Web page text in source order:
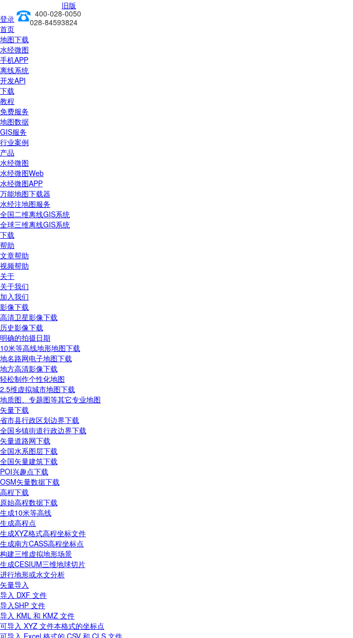
前往新版
旧版
登录
400-028-0050
028-84593824
首页
地图下载
水经微图
手机APP
离线系统
开发API
下载
教程
免费服务
地图数据
GIS服务
行业案例
产品
水经微图
水经微图Web
水经微图APP
万能地图下载器
水经注地图服务
全国二维离线GIS系统
全球三维离线GIS系统
下载
帮助
文章帮助
视频帮助
关于
关于我们
加入我们
影像下载
高清卫星影像下载
历史影像下载
明确的拍摄日期
10米等高线地形地图下载
地名路网电子地图下载
地方高清影像下载
轻松制作个性化地图
2.5维虚拟城市地图下载
地质图、专题图等其它专业地图
矢量下载
省市县行政区划边界下载
全国乡镇街道行政边界下载
矢量道路网下载
全国水系图层下载
全国矢量建筑下载
POI兴趣点下载
OSM矢量数据下载
高程下载
原始高程数据下载
生成10米等高线
生成高程点
生成XYZ格式高程坐标文件
生成南方CASS高程坐标点
构建三维虚拟地形场景
生成CESIUM三维地球切片
进行地形或水文分析
矢量导入
导入 DXF 文件
导入SHP 文件
导入 KML 和 KMZ 文件
可导入 XYZ 文件本格式的坐标点
可导入 Excel 格式的 CSV 和 CLS 文件